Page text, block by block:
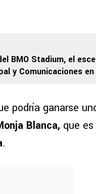
BMO Stadium, el
y Comunicaciones
podría ganarse
Blanca, que
.